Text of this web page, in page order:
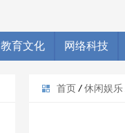
教育文化 网络科技
首页 / 休闲娱乐